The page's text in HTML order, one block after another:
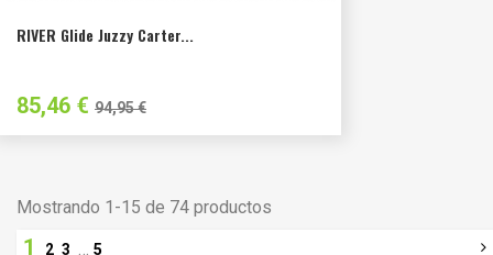
RIVER Glide Juzzy Carter...
Precio
85,46 € Precio
94,95 €
Mostrando 1-15 de 74 productos
1 2 3 … 5